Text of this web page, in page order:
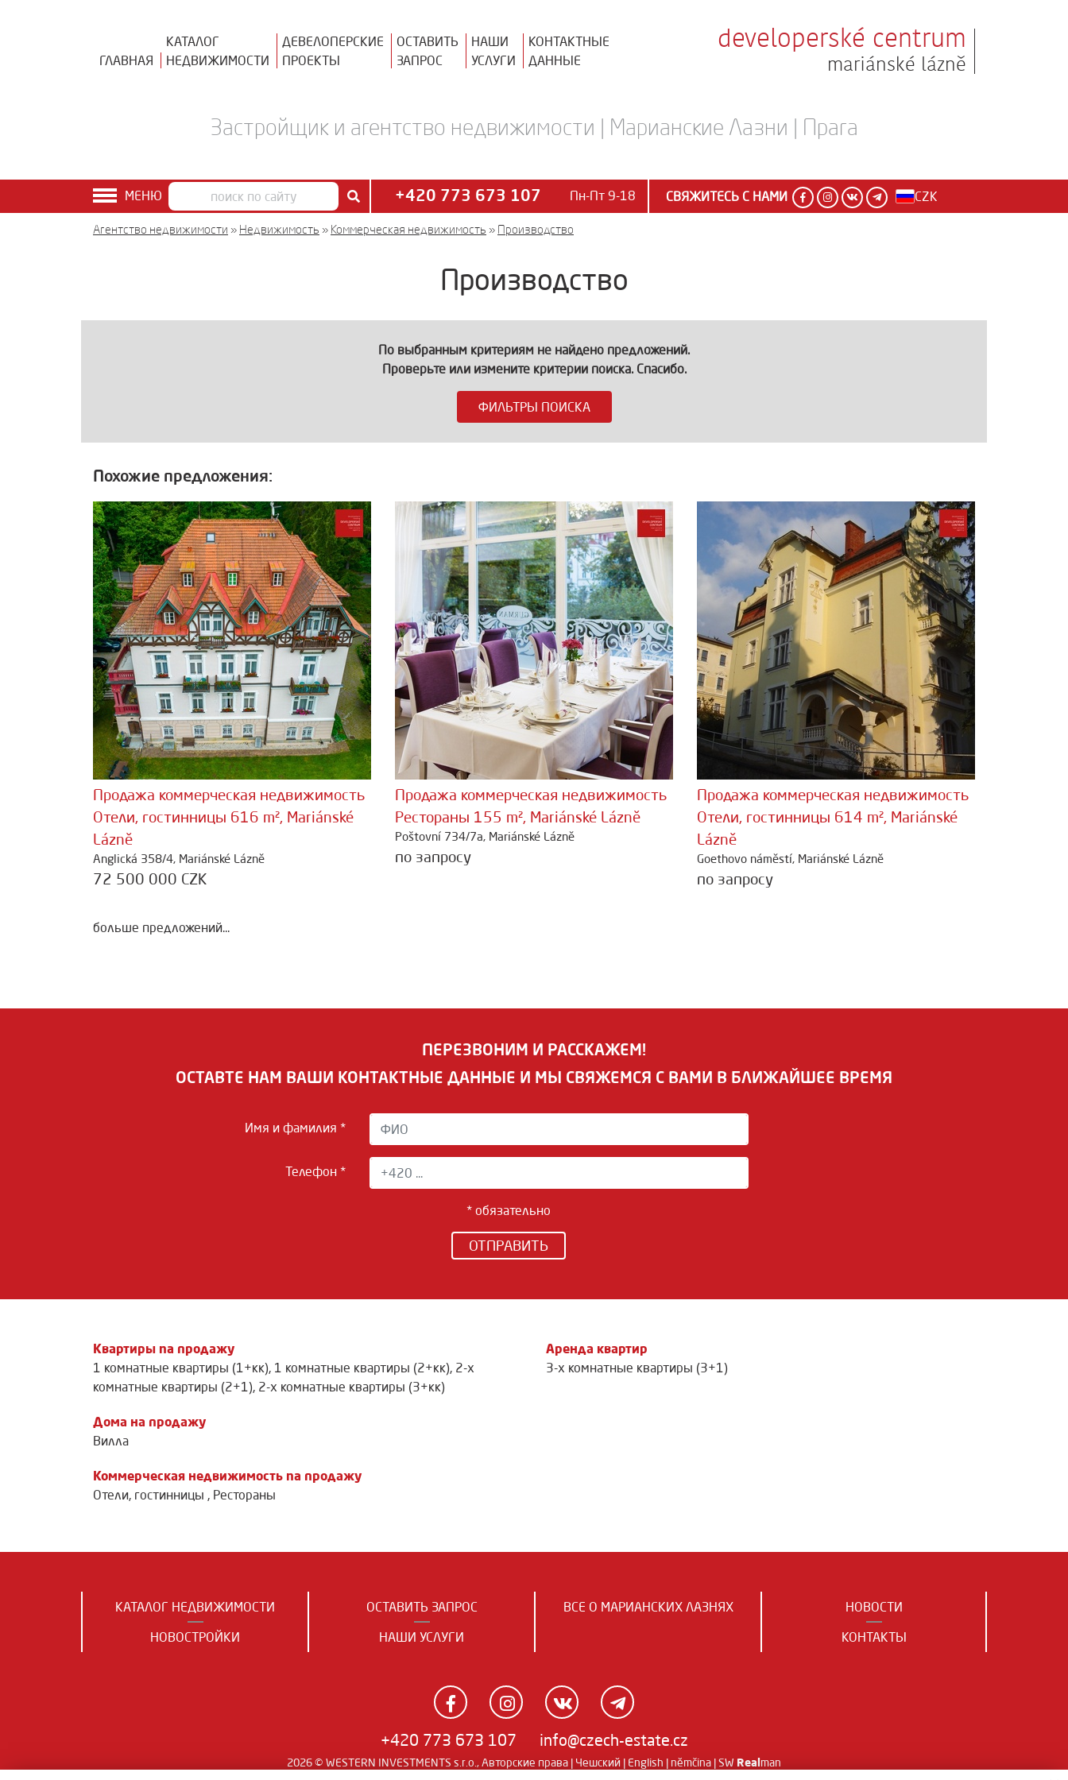
ГЛАВНАЯ
КАТАЛОГ
НЕДВИЖИМОСТИ
ДЕВЕЛОПЕРСКИЕ
ПРОЕКТЫ
ОСТАВИТЬ
ЗАПРОС
НАШИ
УСЛУГИ
КОНТАКТНЫЕ
ДАННЫЕ
developerské centrum
mariánské lázně
Застройщик и агентство недвижимости | Марианские Лазни | Прага
МЕНЮ +420 773 673 107 Пн-Пт 9-18 СВЯЖИТЕСЬ С НАМИ CZK
Агентство недвижимости » Недвижимость » Коммерческая недвижимость » Производство
Производство
По выбранным критериям не найдено предложений.
Проверьте или измените критерии поиска. Спасибо.
ФИЛЬТРЫ ПОИСКА
Похожие предложения:
Продажа коммерческая недвижимость
Отели, гостинницы 616 m², Mariánské
Lázně
Anglická 358/4, Mariánské Lázně
72 500 000 CZK
Продажа коммерческая недвижимость
Рестораны 155 m², Mariánské Lázně
Poštovní 734/7a, Mariánské Lázně
по запросу
Продажа коммерческая недвижимость
Отели, гостинницы 614 m², Mariánské
Lázně
Goethovo náměstí, Mariánské Lázně
по запросу
больше предложений...
ПЕРЕЗВОНИМ И РАССКАЖЕМ!
ОСТАВТЕ НАМ ВАШИ КОНТАКТНЫЕ ДАННЫЕ И МЫ СВЯЖЕМСЯ С ВАМИ В БЛИЖАЙШЕЕ ВРЕМЯ
Имя и фамилия *
Телефон *
* обязательно
ОТПРАВИТЬ
Квартиры na продажу
1 комнатные квартиры (1+кк), 1 комнатные квартиры (2+кк), 2-х
комнатные квартиры (2+1), 2-х комнатные квартиры (3+кк)
Аренда квартир
3-х комнатные квартиры (3+1)
Дома на продажу
Вилла
Коммерческая недвижимость na продажу
Отели, гостинницы , Рестораны
КАТАЛОГ НЕДВИЖИМОСТИ
НОВОСТРОЙКИ
ОСТАВИТЬ ЗАПРОС
НАШИ УСЛУГИ
ВСЕ О МАРИАНСКИХ ЛАЗНЯХ
НОВОСТИ
КОНТАКТЫ
+420 773 673 107 info@czech-estate.cz
2026 © WESTERN INVESTMENTS s.r.o., Авторские права | Чешский | English | němčina | SW Realman